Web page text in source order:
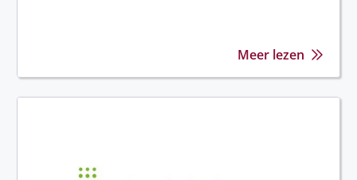
Meer lezen